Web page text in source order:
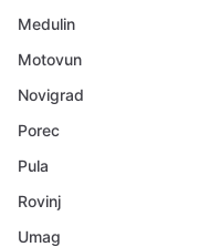
Medulin
Motovun
Novigrad
Porec
Pula
Rovinj
Umag